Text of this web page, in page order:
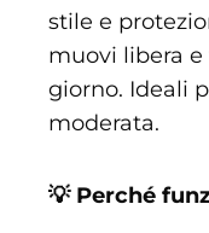
stile e
muovi libera
giorno. Ideali
moderata.
💡 Perché